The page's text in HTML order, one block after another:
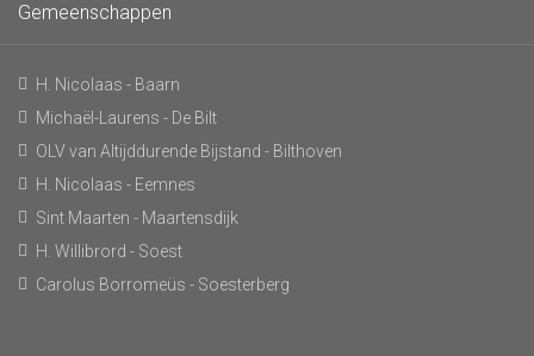
Gemeenschappen
H. Nicolaas - Baarn
Michaël-Laurens - De Bilt
OLV van Altijddurende Bijstand - Bilthoven
H. Nicolaas - Eemnes
Sint Maarten - Maartensdijk
H. Willibrord - Soest
Carolus Borromeüs - Soesterberg